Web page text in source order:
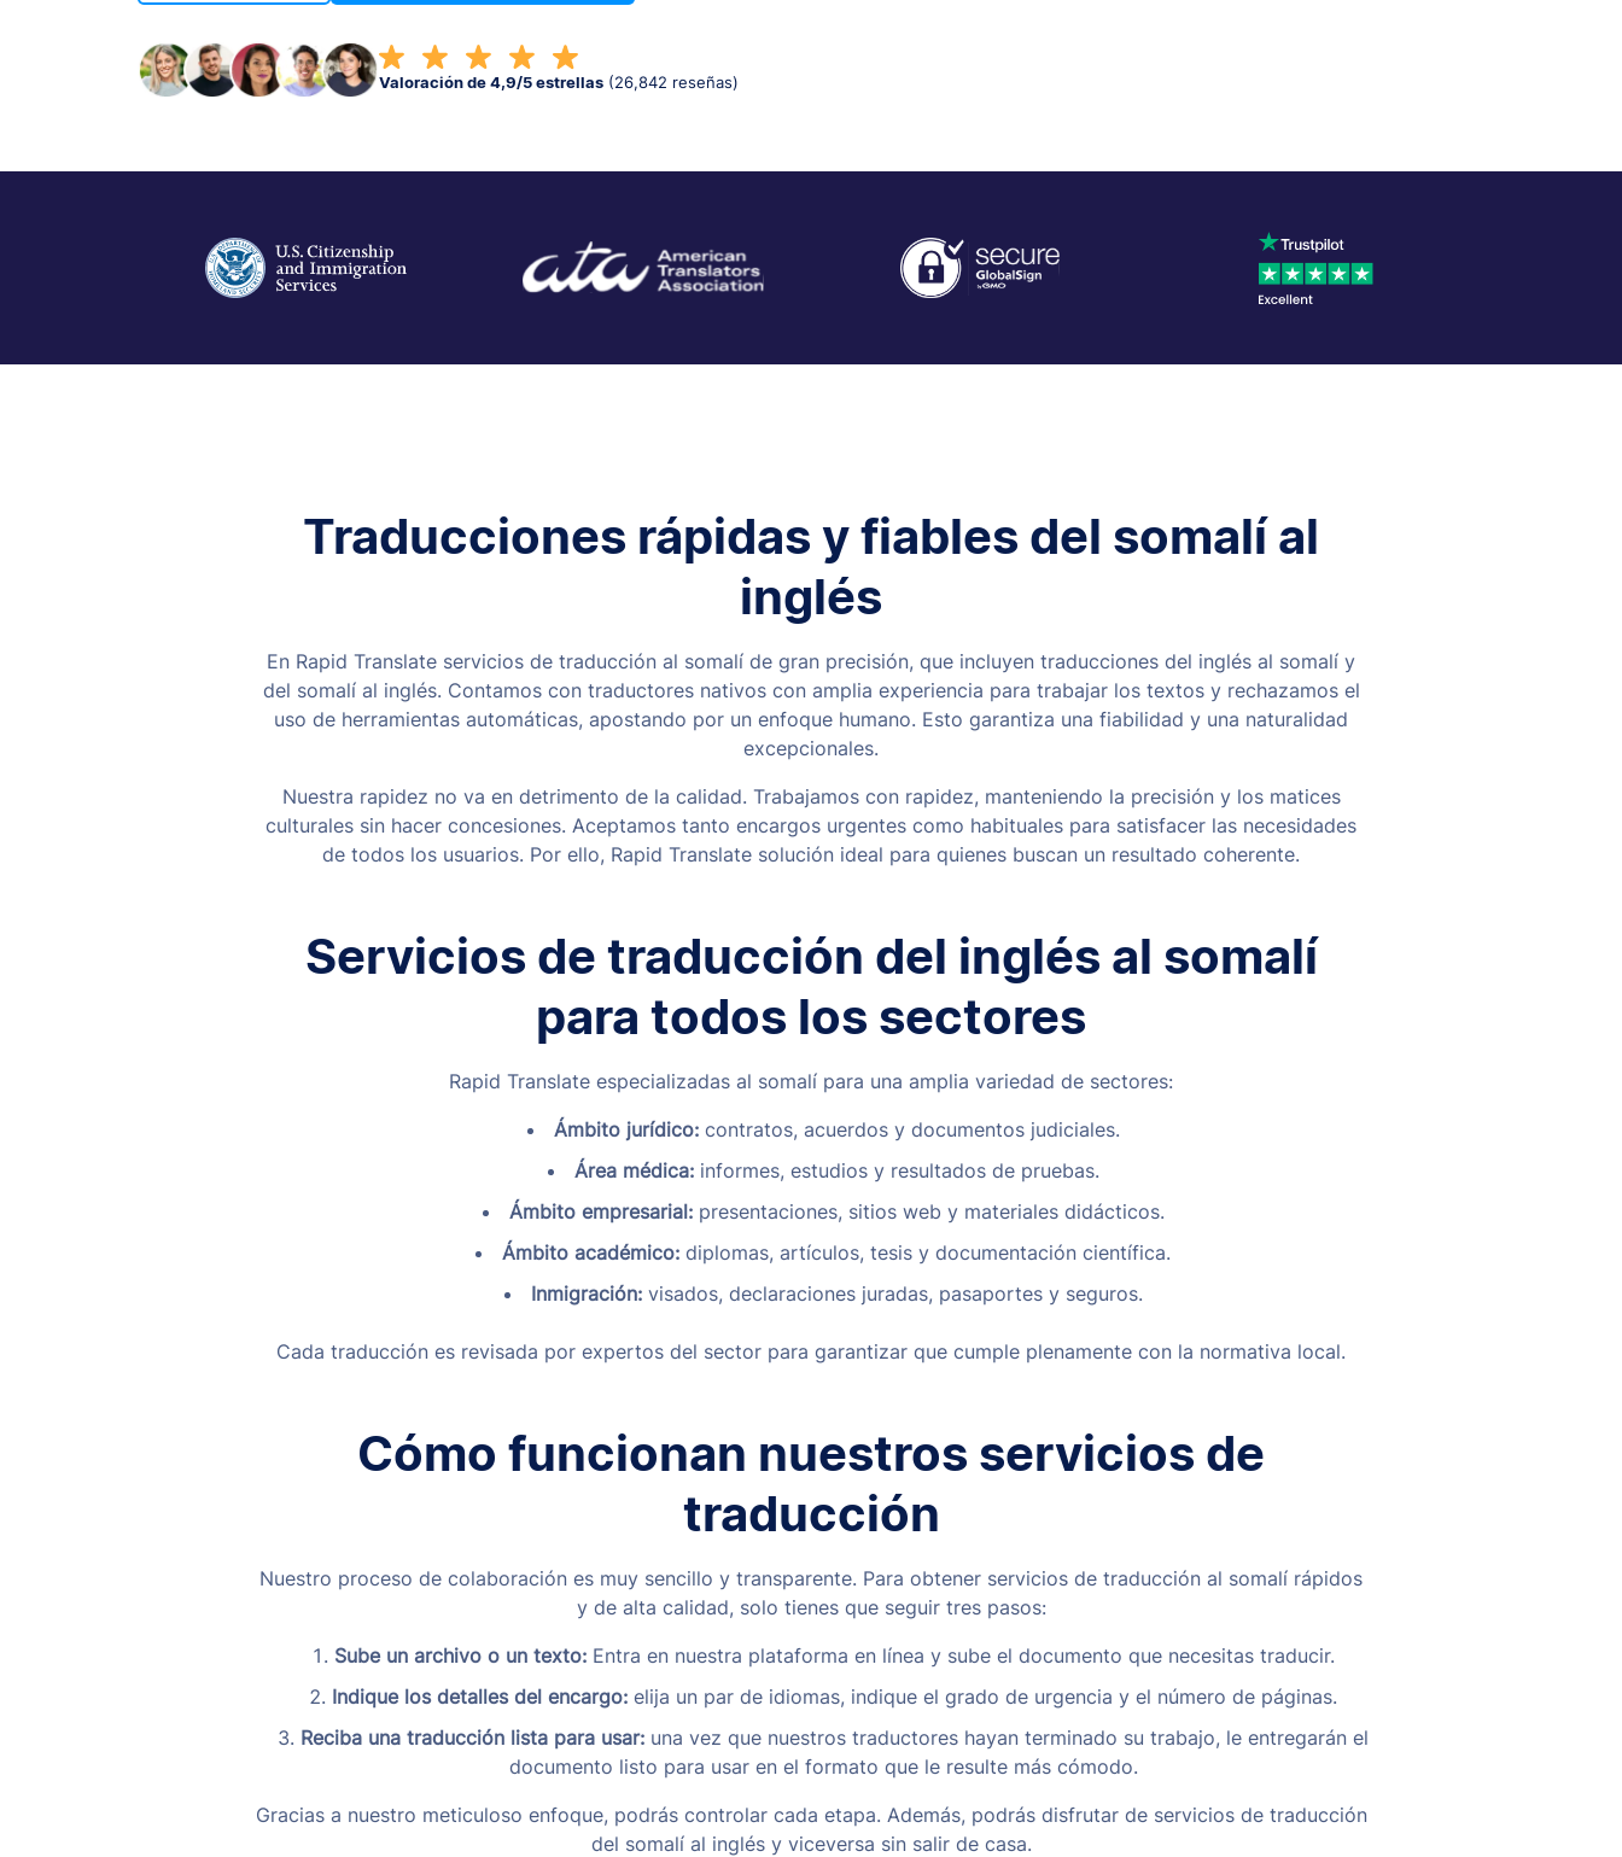
Valoración de 4,9/5 estrellas (26,842 reseñas)
Traducciones rápidas y fiables del somalí al
inglés
En Rapid Translate servicios de traducción al somalí de gran precisión, que incluyen traducciones del inglés al somalí y
del somalí al inglés. Contamos con traductores nativos con amplia experiencia para trabajar los textos y rechazamos el
uso de herramientas automáticas, apostando por un enfoque humano. Esto garantiza una fiabilidad y una naturalidad
excepcionales.
Nuestra rapidez no va en detrimento de la calidad. Trabajamos con rapidez, manteniendo la precisión y los matices
culturales sin hacer concesiones. Aceptamos tanto encargos urgentes como habituales para satisfacer las necesidades
de todos los usuarios. Por ello, Rapid Translate solución ideal para quienes buscan un resultado coherente.
Servicios de traducción del inglés al somalí
para todos los sectores
Rapid Translate especializadas al somalí para una amplia variedad de sectores:
Ámbito jurídico:contratos, acuerdos y documentos judiciales.
Área médica:informes, estudios y resultados de pruebas.
Ámbito empresarial:presentaciones, sitios web y materiales didácticos.
Ámbito académico: diplomas, artículos, tesis y documentación científica.
Inmigración:visados, declaraciones juradas, pasaportes y seguros.
Cada traducción es revisada por expertos del sector para garantizar que cumple plenamente con la normativa local.
Cómo funcionan nuestros servicios de
traducción
Nuestro proceso de colaboración es muy sencillo y transparente. Para obtener servicios de traducción al somalí rápidos
y de alta calidad, solo tienes que seguir tres pasos:
Sube un archivo o un texto: Entra en nuestra plataforma en línea y sube el documento que necesitas traducir.
Indique los detalles del encargo: elija un par de idiomas, indique el grado de urgencia y el número de páginas.
Reciba una traducción lista para usar: una vez que nuestros traductores hayan terminado su trabajo, le entregarán el
documento listo para usar en el formato que le resulte más cómodo.
Gracias a nuestro meticuloso enfoque, podrás controlar cada etapa. Además, podrás disfrutar de servicios de traducción
del somalí al inglés y viceversa sin salir de casa.